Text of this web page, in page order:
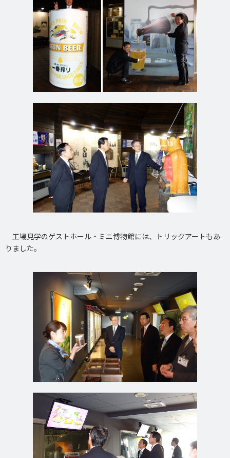
工場見学のゲストホール・ミニ博物館には、トリックアートもあ
りました。